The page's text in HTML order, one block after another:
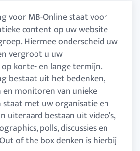
voor MB-Online staat voor
content op uw website
Hiermee onderscheid uw
vergroot u uw
korte- en lange termijn.
bestaat uit het bedenken,
en monitoren van unieke
met uw organisatie en
uiteraard bestaan uit video’s,
polls, discussies en
of the box denken is hierbij